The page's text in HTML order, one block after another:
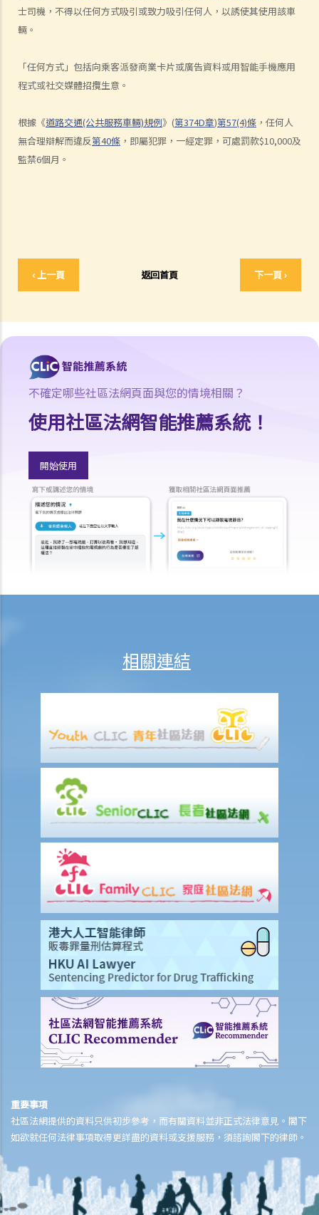
士司機，不得以任何方式吸引或致力吸引任何人，以誘使其使用該車
輛。
「任何方式」包括向乘客派發商業卡片或廣告資料或用智能手機應用
程式或社交媒體招攬生意。
根據《道路交通(公共服務車輛)規例》(第374D章)第57(4)條 ，任何人
無合理辯解而違反第40條 ，即屬犯罪，一經定罪，可處罰款$10,000及
監禁6個月。
‹ 上一頁 返回首頁 下一頁 ›
5. 判刑
危險駕駛
2. 「對一個合格而謹慎的駕駛人而言，該人以該方式駕駛汽車會屬危
險，會是顯然易見的」
a. 賽車
b. 蓄意衝紅燈
界線，撞上一輛停在對面行車線路旁的車輛。R女士被控危險駕駛。她
辯稱視線被樹木阻擋，以致看不到紅燈，她當時已竭盡所能控制車輛，
判決摘要：發生交通意外導致財物損毀，甚至造成人命傷亡的嚴重後
果，並不一定是「危險駕駛」（香港特別行政區 訴 林志發）
5. 判刑
a. 法定判刑
b. 涉及酒類或藥物的危險駕駛
在酒類或藥物影響下駕駛
1. 罪行元素
a. 「掌管汽車」
b. 「沒有能力妥當地控制該汽車」
2. 進行呼氣測試及提供樣本以作分析的責任
了一個藉口拒絕接受呼氣測試：「喂，那些呼氣測試工具可能含有傳染
隨機抽樣呼氣測試。D女士知道她不能拒絕做測試，但她故意在吹氣孔
旁邊吹氣，而不是吹進氣孔內。D女士這個做法可行嗎？
b. 進行藥物測試的責任
c. 提供樣本以作分析的責任
1. A女士駕駛汽車時撞向前面的車輛。警務人員到達現場，發現A女士腳
步虛浮，說話含糊不清，而且滿身酒氣。基於A女士這種情況，警員認
為不能在現場為她進行呼氣測試。其後，A女士被帶到醫院，但她仍處
於明顯醉酒的狀態。一名警員要求她提供尿液樣本作化驗。A女士發現
當時沒有女性警務人員在場，遂拒絕提供尿液樣本。警員和醫院的醫生
於是尋求A女士的同意，提取血液樣本。她再次拒絕，並說：「我不信
任你們的醫生和設備。我怎麼知道你的針筒有沒有被愛滋病污染？我可
不會把血給你。」A女士最終沒有提供任何呼氣、尿液或血液樣本。A女
士上述的拒絕理由是否合理呢？
a. 罰款及監禁
b. 取消駕駛執照
c. 酒後或藥後駕駛與沒有提供樣本
其他罪行
a. 一般
Q1. 持有學習者駕駛執照的人士可以用他/她的電單車提供送外賣的服務
b. 允許並無持有駕駛執照的人駕駛汽車
Q1. 其他國家發出的駕駛執照在香港是否有效？
不確定哪些社區法網頁面與您的情境相關？
使用社區法網智能推薦系統！
開始使用
相關連結
重要事項
社區法網提供的資料只供初步參考，而有關資料並非正式法律意見。閣下
如欲就任何法律事項取得更詳盡的資料或支援服務，須諮詢閣下的律師。